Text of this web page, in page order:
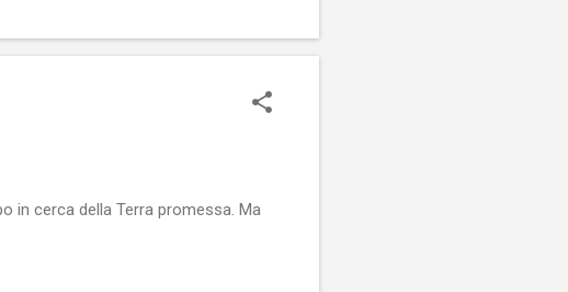
in cerca della Terra promessa. Ma